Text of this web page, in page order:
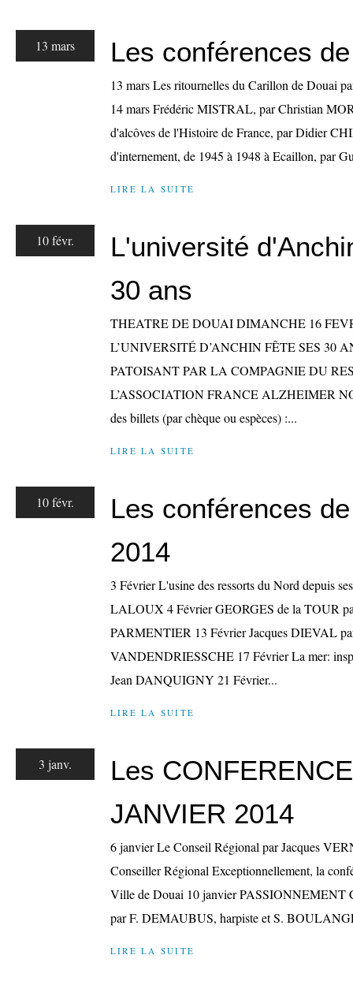
13 mars Les conférences
13 mars Les ritournelles du Carillon de Douai
14 mars Frédéric MISTRAL, par Christian
d'alcôves de l'Histoire de France, par Didier
d'internement, de 1945 à 1948 à Ecaillon, par
LIRE LA SUITE
10 févr.
L'université
30 ans
THEATRE DE DOUAI DIMANCHE 16
L’UNIVERSITÉ D’ANCHIN FÊTE SES 30
PATOISANT PAR LA COMPAGNIE DU
L’ASSOCIATION FRANCE ALZHEIMER
des billets (par chèque ou espèces) :...
LIRE LA SUITE
10 févr.
Les conférences
2014
3 Février L'usine des ressorts du Nord depuis
LALOUX 4 Février GEORGES de la TOUR
PARMENTIER 13 Février Jacques DIEVAL
VANDENDRIESSCHE 17 Février La mer:
Jean DANQUIGNY 21 Février...
LIRE LA SUITE
3 janv.
Les
JANVIER 2014
6 janvier Le Conseil Régional par Jacques
Conseiller Régional Exceptionnellement, la
Ville de Douai 10 janvier PASSIONNEMENT
par F. DEMAUBUS, harpiste et S.
LIRE LA SUITE